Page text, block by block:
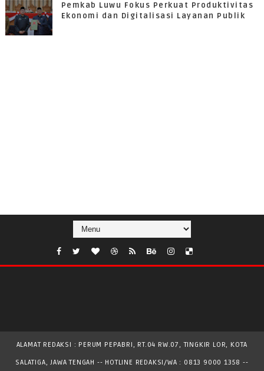
Pemkab Luwu Fokus Perkuat Produktivitas
Ekonomi dan Digitalisasi Layanan Publik
ALAMAT REDAKSI : PERUM PEPABRI, RT.04 RW.07, TINGKIR LOR, KOTA
SALATIGA, JAWA TENGAH -- HOTLINE REDAKSI/WA : 0813 9000 1358 --